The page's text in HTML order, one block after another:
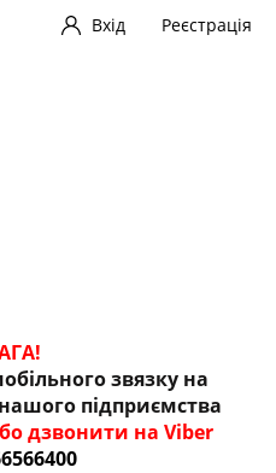
Вхід Реєстрація
звязку на
підприємства
дзвонити на Viber